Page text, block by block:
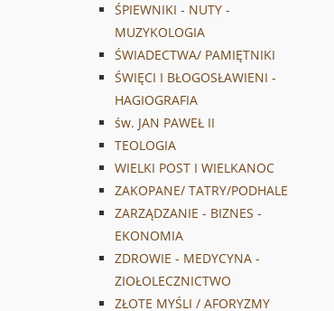
ŚPIEWNIKI - NUTY -
MUZYKOLOGIA
ŚWIADECTWA/ PAMIĘTNIKI
ŚWIĘCI I BŁOGOSŁAWIENI -
HAGIOGRAFIA
św. JAN PAWEŁ II
TEOLOGIA
WIELKI POST I WIELKANOC
ZAKOPANE/ TATRY/PODHALE
ZARZĄDZANIE - BIZNES -
EKONOMIA
ZDROWIE - MEDYCYNA -
ZIOŁOLECZNICTWO
ZŁOTE MYŚLI / AFORYZMY